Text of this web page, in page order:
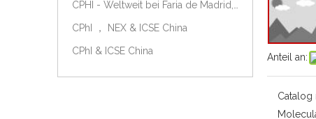
CPhI ， NEX & ICSE China
CPhI & ICSE China
Anteil an:
Catalog